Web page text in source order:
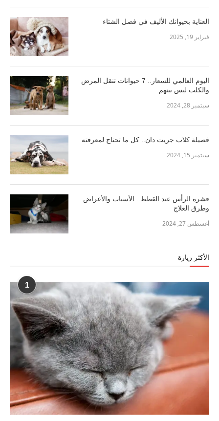
العناية بحيوانك الأليف في فصل الشتاء
فبراير 19, 2025
اليوم العالمي للسعار.. 7 حيوانات تنقل المرض
والكلب ليس بينهم
سبتمبر 28, 2024
فصيلة كلاب جريت دان.. كل ما تحتاج لمعرفته
سبتمبر 15, 2024
قشرة الرأس عند القطط.. الأسباب والأعراض
وطرق العلاج
أغسطس 27, 2024
الأكثر زيارة
1